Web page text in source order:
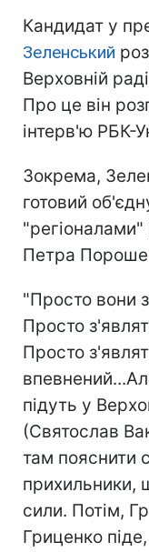
Кандидат у
Зеленський
Верховній
Про це він
інтерв'ю РБК-
Зокрема,
готовий
"регіоналами"
Петра
"Просто вони
Просто
Просто
підуть у
(Святослав
там пояснити
прихильники,
сили. Потім,
Гриценко